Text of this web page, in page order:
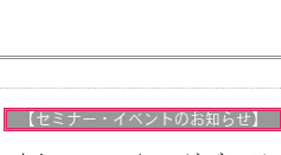
【セミナー・イベントのお知らせ】